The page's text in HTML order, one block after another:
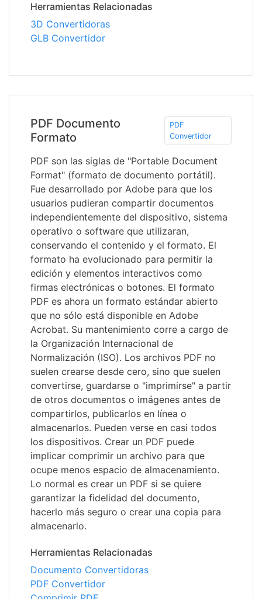
Herramientas Relacionadas
3D Convertidoras
GLB Convertidor
PDF Documento
Formato
PDF
Convertidor
PDF son las siglas de "Portable Document
Format" (formato de documento portátil).
Fue desarrollado por Adobe para que los
usuarios pudieran compartir documentos
independientemente del dispositivo, sistema
operativo o software que utilizaran,
conservando el contenido y el formato. El
formato ha evolucionado para permitir la
edición y elementos interactivos como
firmas electrónicas o botones. El formato
PDF es ahora un formato estándar abierto
que no sólo está disponible en Adobe
Acrobat. Su mantenimiento corre a cargo de
la Organización Internacional de
Normalización (ISO). Los archivos PDF no
suelen crearse desde cero, sino que suelen
convertirse, guardarse o "imprimirse" a partir
de otros documentos o imágenes antes de
compartirlos, publicarlos en línea o
almacenarlos. Pueden verse en casi todos
los dispositivos. Crear un PDF puede
implicar comprimir un archivo para que
ocupe menos espacio de almacenamiento.
Lo normal es crear un PDF si se quiere
garantizar la fidelidad del documento,
hacerlo más seguro o crear una copia para
almacenarlo.
Herramientas Relacionadas
Documento Convertidoras
PDF Convertidor